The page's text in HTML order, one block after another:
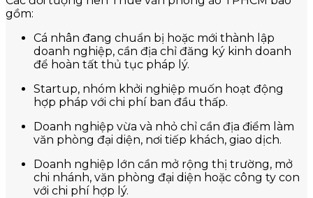
gồm:
Cá nhân đang chuẩn bị hoặc mới thành lập
doanh nghiệp, cần địa chỉ đăng ký kinh doanh
để hoàn tất thủ tục pháp lý.
Startup, nhóm khởi nghiệp muốn hoạt động
hợp pháp với chi phí ban đầu thấp.
Doanh nghiệp vừa và nhỏ chỉ cần địa điểm làm
văn phòng đại diện, nơi tiếp khách, giao dịch.
Doanh nghiệp lớn cần mở rộng thị trường, mở
chi nhánh, văn phòng đại diện hoặc công ty con
với chi phí hợp lý.